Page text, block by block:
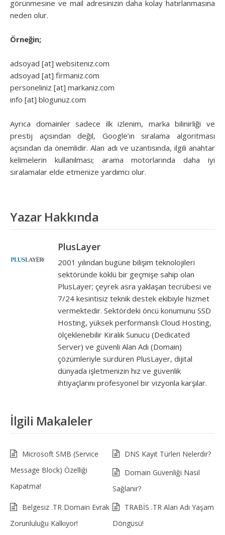
görünmesine ve mail adresinizin daha kolay hatırlanmasına
neden olur.
Örneğin;
adsoyad [at] websiteniz.com
adsoyad [at] firmaniz.com
personeliniz [at] markaniz.com
info [at] blogunuz.com
Ayrıca domainler sadece ilk izlenim, marka bilinirliği ve
prestij açısından değil, Google’ın sıralama algoritması
açısından da önemlidir. Alan adı ve uzantısında, ilgili anahtar
kelimelerin kullanılması; arama motorlarında daha iyi
sıralamalar elde etmenize yardımcı olur.
Yazar Hakkında
PlusLayer
2001 yılından bugüne bilişim teknolojileri
sektöründe köklü bir geçmişe sahip olan
PlusLayer; çeyrek asra yaklaşan tecrübesi ve
7/24 kesintisiz teknik destek ekibiyle hizmet
vermektedir. Sektördeki öncü konumunu SSD
Hosting, yüksek performanslı Cloud Hosting,
ölçeklenebilir Kiralık Sunucu (Dedicated
Server) ve güvenli Alan Adı (Domain)
çözümleriyle sürdüren PlusLayer, dijital
dünyada işletmenizin hız ve güvenlik
ihtiyaçlarını profesyonel bir vizyonla karşılar.
İlgili Makaleler
Microsoft SMB (Service
Message Block) Özelliği
Kapatma!
DNS Kayıt Türleri Nelerdir?
Domain Güvenliği Nasıl
Sağlanır?
Belgesiz .TR Domain Evrak
Zorunluluğu Kalkıyor!
TRABİS .TR Alan Adı Yaşam
Döngüsü!